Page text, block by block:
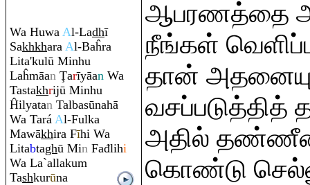
Wa Huwa Al-Ladhī
Sakhkhara Al-Baĥra
Lita'kulū Minhu
Laĥmāan Ţarīyāan Wa
Tastakhrijū Minhu
Ĥilyatan Talbasūnahā
Wa Tará Al-Fulka
Mawākhira Fīhi Wa
Litabtaghū Min Fađlihi
Wa La`allakum
Tashkurūna
ஆபரணத்தை
நீங்கள்
தான்
அதில்
கொண்டு